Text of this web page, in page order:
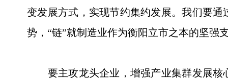
变发展方式，实现节约集约发展。我们要
势，“链”就制造业作为衡阳立市之本的坚强
要主攻龙头企业，增强产业集群发展核